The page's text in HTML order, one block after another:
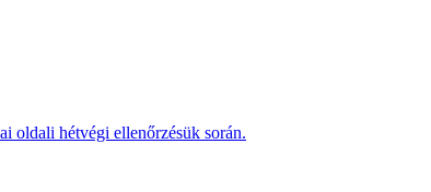
oldali hétvégi ellenőrzésük során.